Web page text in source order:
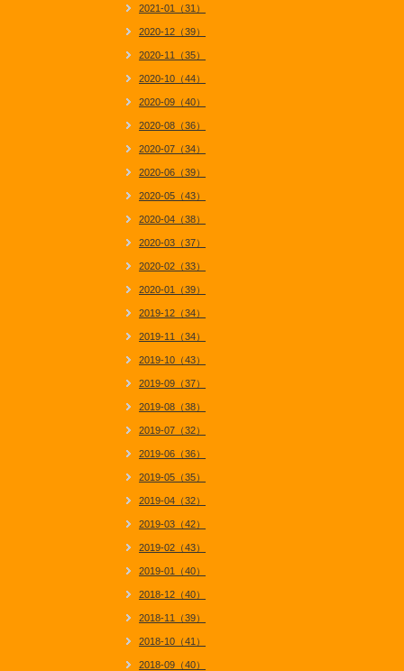
2021-01（31）
2020-12（39）
2020-11（35）
2020-10（44）
2020-09（40）
2020-08（36）
2020-07（34）
2020-06（39）
2020-05（43）
2020-04（38）
2020-03（37）
2020-02（33）
2020-01（39）
2019-12（34）
2019-11（34）
2019-10（43）
2019-09（37）
2019-08（38）
2019-07（32）
2019-06（36）
2019-05（35）
2019-04（32）
2019-03（42）
2019-02（43）
2019-01（40）
2018-12（40）
2018-11（39）
2018-10（41）
2018-09（40）